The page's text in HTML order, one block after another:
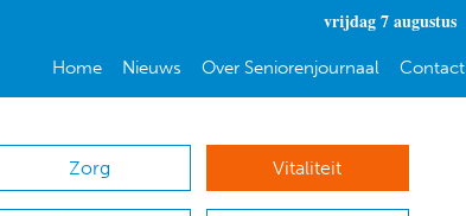
vrijdag 7 augustus
Home Nieuws Over Seniorenjournaal Contact
Zorg Vitaliteit